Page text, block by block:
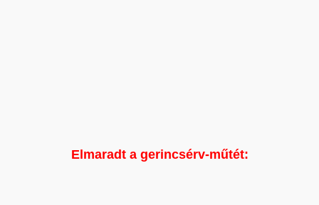
Elmaradt a gerincsérv-műtét: